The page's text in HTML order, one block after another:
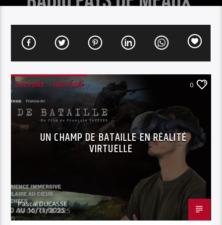
CULTURE
HISTOIRE
MUSÉE DE LA GRANDE GUERRE
0
UN CHAMP DE BATAILLE EN RÉALITÉ
VIRTUELLE
Pascal DUCASSE
23 OCTOBRE 2025